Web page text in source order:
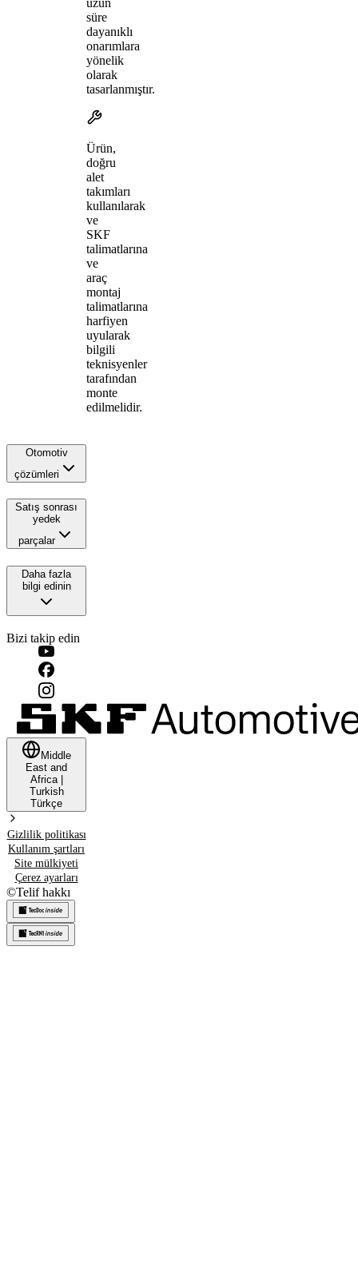
süre
dayanıklı
onarımlara
yönelik
olarak
tasarlanmıştır.
Ürün,
doğru
alet
takımları
kullanılarak
ve
SKF
talimatlarına
ve
araç
montaj
talimatlarına
harfiyen
uyularak
bilgili
teknisyenler
tarafından
monte
edilmelidir.
Otomotiv
çözümleri
Satış sonrası
yedek
parçalar
Daha fazla
bilgi edinin
Bizi takip edin
Middle
East and
Africa|
Turkish
Türkçe
Gizlilik politikası
Kullanım şartları
Site mülkiyeti
Çerez ayarları
©Telif hakkı